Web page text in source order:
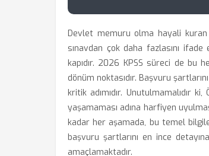
Devlet memuru olma hayali kuran
sınavdan çok daha fazlasını
kapıdır. 2026 KPSS süreci de
dönüm noktasıdır. Başvuru
kritik adımıdır. Unutulmamalıdır
yaşamaması adına harfiyen
kadar her aşamada, bu temel
başvuru şartlarını en ince
amaçlamaktadır.